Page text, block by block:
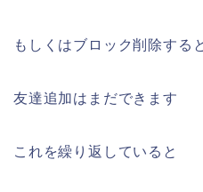
もしくはブロック削除する
友達追加はまだできます
これを繰り返していると